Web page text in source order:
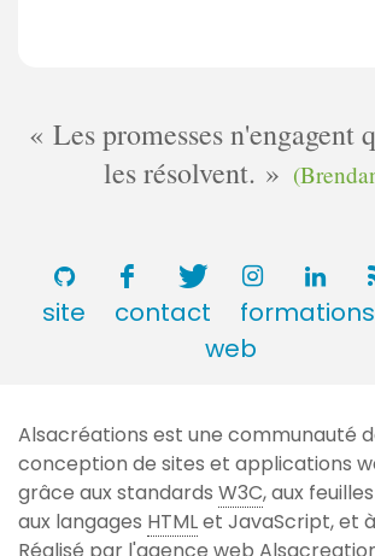
Les promesses n'engagent
les résolvent.
site
contact formations
web
Alsacréations est une communauté
conception de sites et applications
grâce aux standards W3C, aux
aux langages HTMLet JavaScript, et